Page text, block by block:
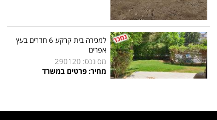
למכירה בית קרקע 6 חדרים בעץ
אפרים
מס נכס: 290120
מחיר: פרטים במשרד